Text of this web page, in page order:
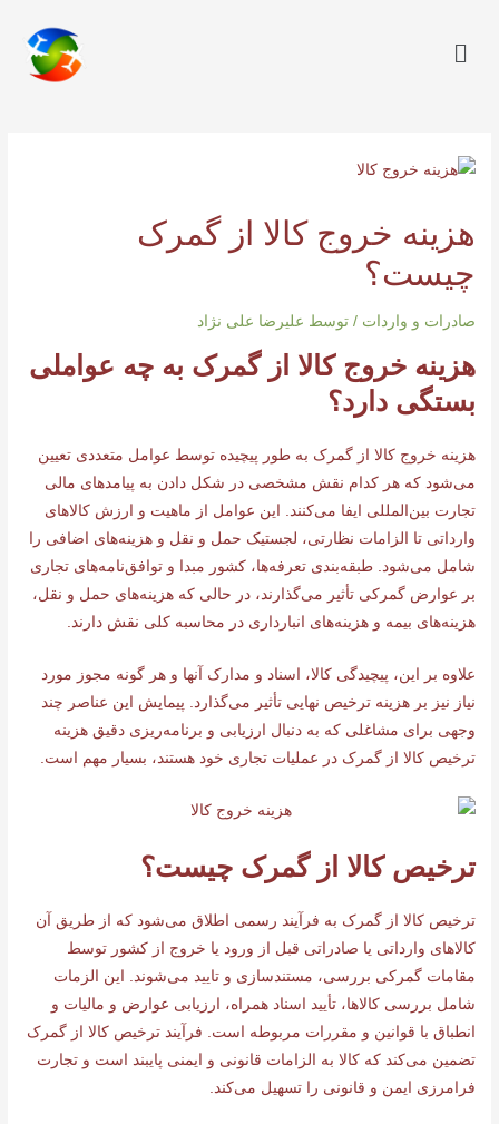
هزینه خروج کالا از گمرک
چیست؟
صادرات و واردات / توسط علیرضا علی نژاد
هزینه خروج کالا از گمرک به چه عواملی
بستگی دارد؟
هزینه خروج کالا از گمرک به طور پیچیده توسط عوامل متعددی تعیین
می‌شود که هر کدام نقش مشخصی در شکل دادن به پیامدهای مالی
تجارت بین‌المللی ایفا می‌کنند. این عوامل از ماهیت و ارزش کالاهای
وارداتی تا الزامات نظارتی، لجستیک حمل و نقل و هزینه‌های اضافی را
شامل می‌شود. طبقه‌بندی تعرفه‌ها، کشور مبدا و توافق‌نامه‌های تجاری
بر عوارض گمرکی تأثیر می‌گذارند، در حالی که هزینه‌های حمل و نقل،
هزینه‌های بیمه و هزینه‌های انبارداری در محاسبه کلی نقش دارند.
علاوه بر این، پیچیدگی کالا، اسناد و مدارک آنها و هر گونه مجوز مورد
نیاز نیز بر هزینه ترخیص نهایی تأثیر می‌گذارد. پیمایش این عناصر چند
وجهی برای مشاغلی که به دنبال ارزیابی و برنامه‌ریزی دقیق هزینه
ترخیص کالا از گمرک در عملیات تجاری خود هستند، بسیار مهم است.
ترخیص کالا از گمرک چیست؟
ترخیص کالا از گمرک به فرآیند رسمی اطلاق می‌شود که از طریق آن
کالاهای وارداتی یا صادراتی قبل از ورود یا خروج از کشور توسط
مقامات گمرکی بررسی، مستندسازی و تایید می‌شوند. این الزمات
شامل بررسی کالاها، تأیید اسناد همراه، ارزیابی عوارض و مالیات و
انطباق با قوانین و مقررات مربوطه است. فرآیند ترخیص کالا از گمرک
تضمین می‌کند که کالا به الزامات قانونی و ایمنی پایبند است و تجارت
فرامرزی ایمن و قانونی را تسهیل می‌کند.